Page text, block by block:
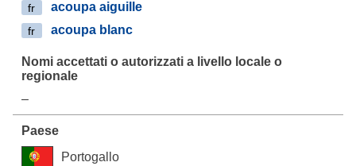
fr acoupa aiguille
fr acoupa blanc
–
Portogallo